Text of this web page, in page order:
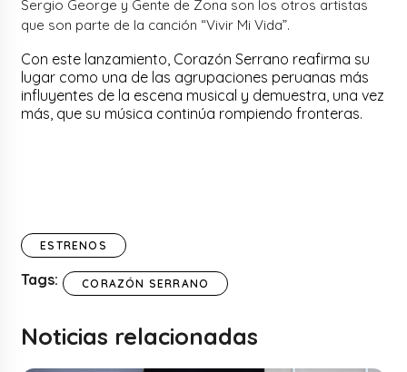
Sergio George y Gente de Zona son los otros artistas
que son parte de la canción “Vivir Mi Vida”.
Con este lanzamiento, Corazón Serrano reafirma su
lugar como una de las agrupaciones peruanas más
influyentes de la escena musical y demuestra, una vez
más, que su música continúa rompiendo fronteras.
ESTRENOS
Tags: CORAZÓN SERRANO
Noticias relacionadas